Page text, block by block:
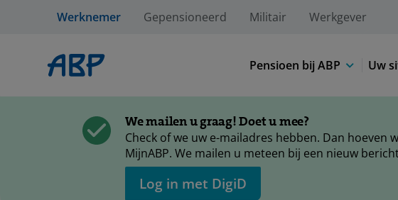
Werknemer Gepensioneerd Militair Werkgever
Pensioen bij ABP Uw
We mailen u graag! Doet u mee?
Check of we uw e-mailadres hebben. Dan
MijnABP. We mailen u meteen bij een nieuw
Log in met DigiD